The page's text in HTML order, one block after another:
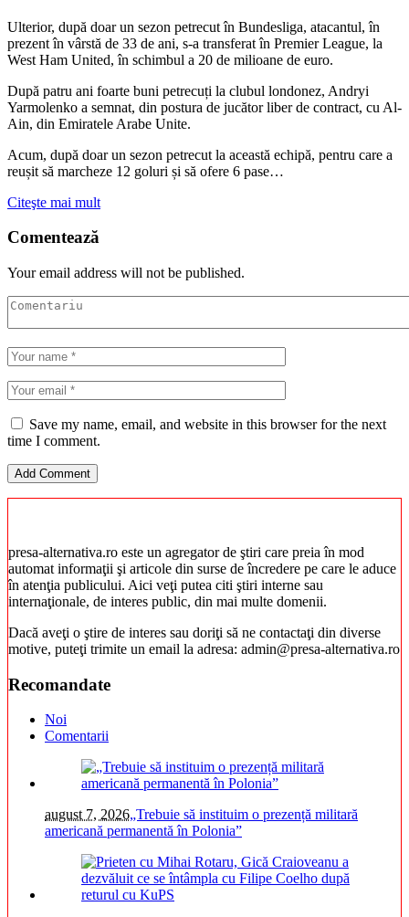
Ulterior, după doar un sezon petrecut în Bundesliga, atacantul, în
prezent în vârstă de 33 de ani, s-a transferat în Premier League, la
West Ham United, în schimbul a 20 de milioane de euro.
După patru ani foarte buni petrecuți la clubul londonez, Andryi
Yarmolenko a semnat, din postura de jucător liber de contract, cu Al-
Ain, din Emiratele Arabe Unite.
Acum, după doar un sezon petrecut la această echipă, pentru care a
reușit să marcheze 12 goluri și să ofere 6 pase…
Citeşte mai mult
Comentează
Your email address will not be published.
Save my name, email, and website in this browser for the next
time I comment.
presa-alternativa.ro este un agregator de ştiri care preia în mod
automat informaţii şi articole din surse de încredere pe care le aduce
în atenţia publicului. Aici veţi putea citi ştiri interne sau
internaţionale, de interes public, din mai multe domenii.
Dacă aveţi o ştire de interes sau doriţi să ne contactaţi din diverse
motive, puteţi trimite un email la adresa: admin@presa-alternativa.ro
Recomandate
Noi
Comentarii
august 7, 2026„Trebuie să instituim o prezență militară
americană permanentă în Polonia”